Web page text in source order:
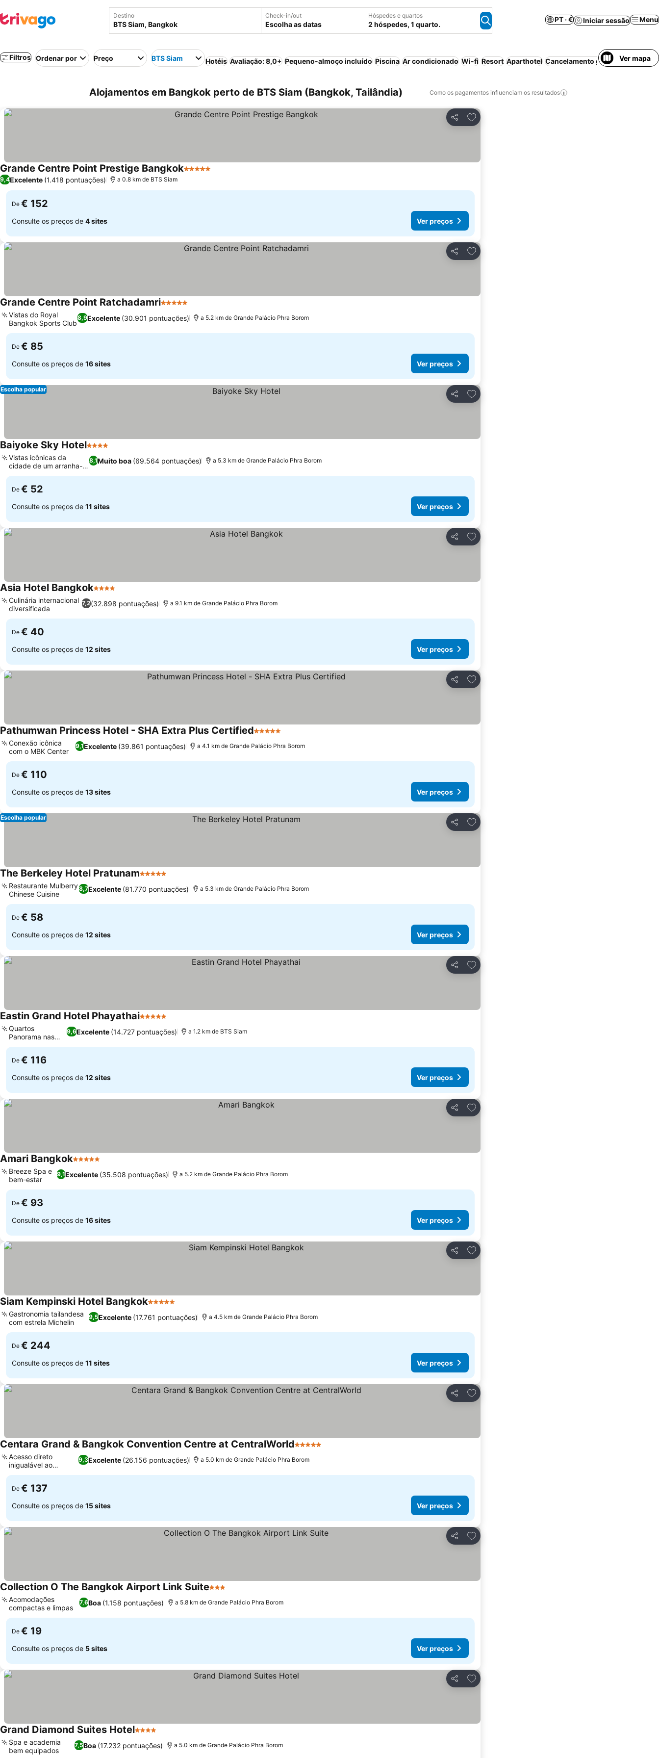
Destino Check-in/out
Escolha as datas
Hóspedes e quartos
2 hóspedes, 1 quarto.
PT · € Iniciar sessão Menu
Filtros Ordenar por Preço BTS Siam Hotéis Avaliação: 8,0+ Pequeno-almoço incluído Piscina Ar condicionado Wi-fi Resort Aparthotel Cancelamento gratuito Luxuoso
Ver mapa
Alojamentos em Bangkok perto de BTS Siam (Bangkok, Tailândia) Como os pagamentos influenciam os resultados
Partilhar
Adicionar aos favoritos
Grande Centre Point Prestige Bangkok5 Estrelas
9,4Excelente (1.418 pontuações) a 0.8 km de BTS Siam
De € 152
Consulte os preços de 4 sites Ver preços
Partilhar
Adicionar aos favoritos
Grande Centre Point Ratchadamri5 Estrelas
8,9Excelente (30.901 pontuações)
Vistas do Royal
Bangkok Sports Club
a 5.2 km de Grande Palácio Phra Borom
De € 85
Consulte os preços de 16 sites Ver preços
Partilhar
Adicionar aos favoritos
Escolha popular
Baiyoke Sky Hotel4 Estrelas
8,1Muito boa (69.564 pontuações)
Vistas icônicas da
cidade de um arranha-
céu
a 5.3 km de Grande Palácio Phra Borom
De € 52
Consulte os preços de 11 sites Ver preços
Partilhar
Adicionar aos favoritos
Asia Hotel Bangkok4 Estrelas
7,2(32.898 pontuações)
Culinária internacional
diversificada
a 9.1 km de Grande Palácio Phra Borom
De € 40
Consulte os preços de 12 sites Ver preços
Partilhar
Adicionar aos favoritos
Pathumwan Princess Hotel - SHA Extra Plus Certified5 Estrelas
9,1Excelente (39.861 pontuações)
Conexão icônica
com o MBK Center
a 4.1 km de Grande Palácio Phra Borom
De € 110
Consulte os preços de 13 sites Ver preços
Partilhar
Adicionar aos favoritos
Escolha popular
The Berkeley Hotel Pratunam5 Estrelas
8,7Excelente (81.770 pontuações)
Restaurante Mulberry
Chinese Cuisine
a 5.3 km de Grande Palácio Phra Borom
De € 58
Consulte os preços de 12 sites Ver preços
Partilhar
Adicionar aos favoritos
Eastin Grand Hotel Phayathai5 Estrelas
9,6Excelente (14.727 pontuações)
Quartos
Panorama nas
alturas
a 1.2 km de BTS Siam
De € 116
Consulte os preços de 12 sites Ver preços
Partilhar
Adicionar aos favoritos
Amari Bangkok5 Estrelas
9,1Excelente (35.508 pontuações)
Breeze Spa e
bem-estar
a 5.2 km de Grande Palácio Phra Borom
De € 93
Consulte os preços de 16 sites Ver preços
Partilhar
Adicionar aos favoritos
Siam Kempinski Hotel Bangkok5 Estrelas
9,5Excelente (17.761 pontuações)
Gastronomia tailandesa
com estrela Michelin
a 4.5 km de Grande Palácio Phra Borom
De € 244
Consulte os preços de 11 sites Ver preços
Partilhar
Adicionar aos favoritos
Centara Grand & Bangkok Convention Centre at CentralWorld5 Estrelas
9,3Excelente (26.156 pontuações)
Acesso direto
inigualável ao
shopping
a 5.0 km de Grande Palácio Phra Borom
De € 137
Consulte os preços de 15 sites Ver preços
Partilhar
Adicionar aos favoritos
Collection O The Bangkok Airport Link Suite3 Estrelas
7,6Boa (1.158 pontuações)
Acomodações
compactas e limpas
a 5.8 km de Grande Palácio Phra Borom
De € 19
Consulte os preços de 5 sites Ver preços
Partilhar
Adicionar aos favoritos
Grand Diamond Suites Hotel4 Estrelas
7,5Boa (17.232 pontuações)
Spa e academia
bem equipados
a 5.0 km de Grande Palácio Phra Borom